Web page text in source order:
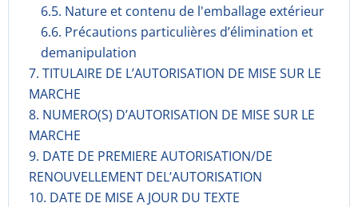
6.5. Nature et contenu de l'emballage extérieur
6.6. Précautions particulières d’élimination et
demanipulation
7. TITULAIRE DE L’AUTORISATION DE MISE SUR LE
MARCHE
8. NUMERO(S) D’AUTORISATION DE MISE SUR LE
MARCHE
9. DATE DE PREMIERE AUTORISATION/DE
RENOUVELLEMENT DEL’AUTORISATION
10. DATE DE MISE A JOUR DU TEXTE